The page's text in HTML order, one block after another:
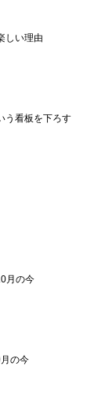
しい理由
う看板を下ろす
月の今
の今